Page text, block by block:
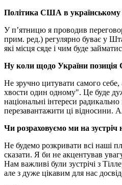
Політика США в українському
У п’ятницю я проводив
прим. ред.) регулярно буває у
які місця сяде і чим буде
Ну коли щодо України позиція
Не зручно цитувати самого
хвости один одному". Це буде
національні інтереси
перезавантажити ці відносини.
Чи розраховуємо ми на зустріч
Не будемо розкривати всі наші
сказати. Я би не акцентував
Нам важливі були зустрічі з
але з дуже цікавим для нас